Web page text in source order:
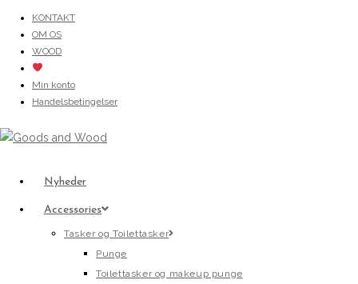
content
KONTAKT
OM OS
WOOD
Min konto
Handelsbetingelser
Nyheder
Accessories
Tasker og Toilettasker
Punge
Toilettasker og makeup punge